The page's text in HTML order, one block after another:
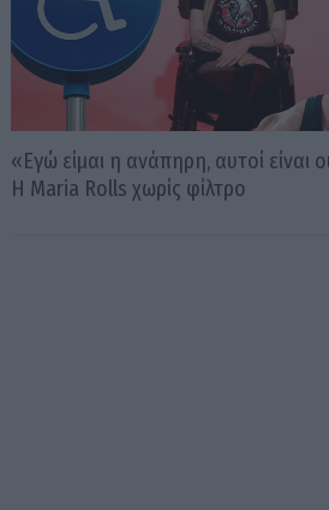
«Εγώ είμαι η ανάπηρη, αυτοί είναι
Η Maria Rolls χωρίς φίλτρο